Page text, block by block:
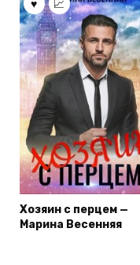
Хозяин с перцем —
Марина Весенняя